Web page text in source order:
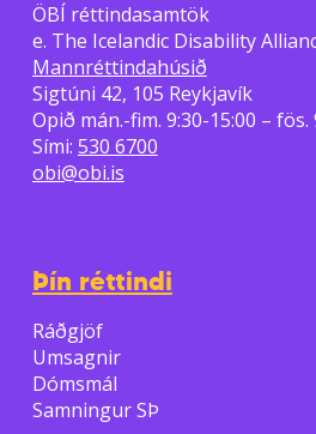
ÖBÍ réttindasamtök
e. The Icelandic Disability
Mannréttindahúsið
Sigtúni 42, 105 Reykjavík
Opið mán.-fim. 9:30-15:00 – fös.
Sími: 530 6700
obi@obi.is
Þín réttindi
Ráðgjöf
Umsagnir
Dómsmál
Samningur SÞ